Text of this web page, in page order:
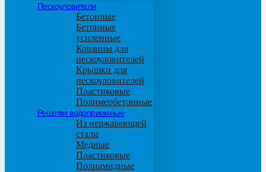
Пескоуловители
Бетонные
Бетонные
усиленные
Корзины для
пескоуловителей
Крышки для
пескоуловителей
Пластиковые
Полимербетонные
Решетки водоприемные
Из нержавеющей
стали
Медные
Пластиковые
Полиамидные